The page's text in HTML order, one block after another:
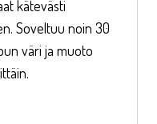
kätevästi
Soveltuu noin 30
väri ja muoto